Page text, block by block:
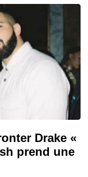
Drake «
prend une